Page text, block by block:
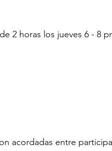
2 horas los jueves 6 - 8
acordadas entre